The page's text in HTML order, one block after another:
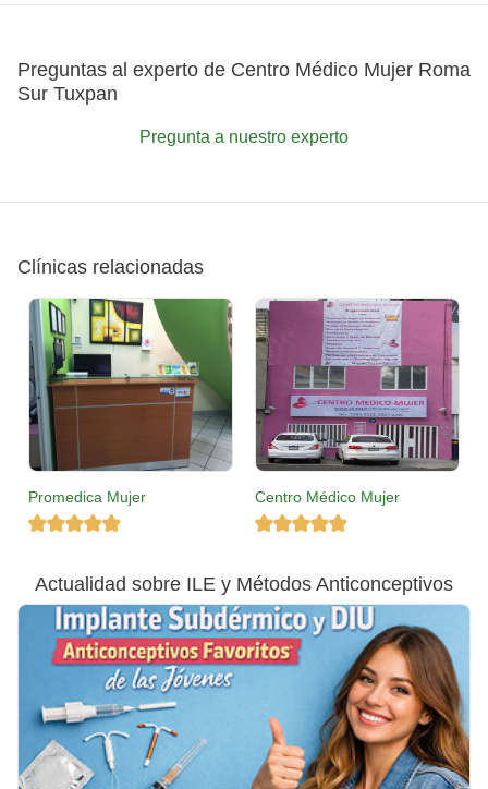
Preguntas al experto de Centro Médico Mujer Roma
Sur Tuxpan
Pregunta a nuestro experto
Clínicas relacionadas
Promedica Mujer Centro Médico Mujer
Actualidad sobre ILE y Métodos Anticonceptivos